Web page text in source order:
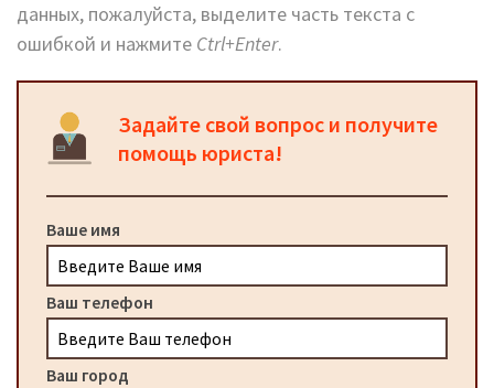
данных, пожалуйста, выделите часть текста с
ошибкой и нажмите Ctrl+Enter.
Задайте свой вопрос и получите
помощь юриста!
Ваше имя
Ваш телефон
Ваш город